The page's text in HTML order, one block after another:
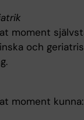
moment
och
moment kunna: